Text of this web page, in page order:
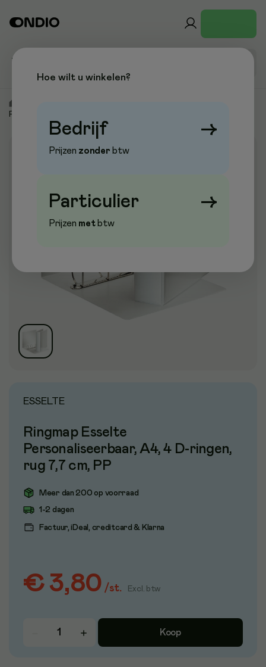
Personaliseerbare Mappen
Aanbieding
ESSELTE
Ringmap Esselte
Personaliseerbaar, A4, 4 D-ringen,
rug 7,7 cm, PP
Meer dan 200 op voorraad
1-2 dagen
Factuur, iDeal, creditcard & Klarna
€ 3,80 /st. Excl. btw
Koop
Hoe wilt u winkelen?
Bedrijf →
Prijzen zonder btw
Particulier →
Prijzen metbtw